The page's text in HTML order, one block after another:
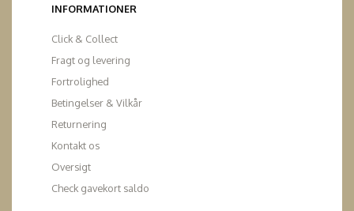
INFORMATIONER
Click & Collect
Fragt og levering
Fortrolighed
Betingelser & Vilkår
Returnering
Kontakt os
Oversigt
Check gavekort saldo